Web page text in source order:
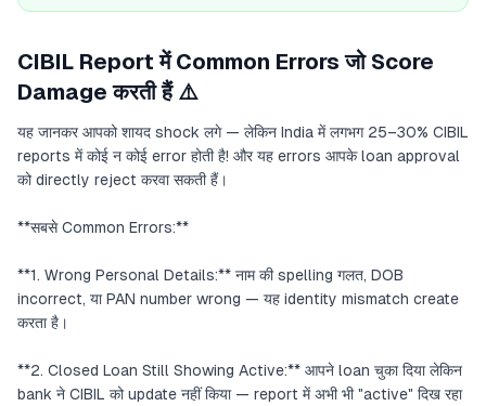
CIBIL Report में Common Errors जो Score
Damage करती हैं ⚠️
यह जानकर आपको शायद shock लगे — लेकिन India में लगभग 25–30% CIBIL
reports में कोई न कोई error होती है! और यह errors आपके loan approval
को directly reject करवा सकती हैं।
**सबसे Common Errors:**
**1. Wrong Personal Details:** नाम की spelling गलत, DOB
incorrect, या PAN number wrong — यह identity mismatch create
करता है।
**2. Closed Loan Still Showing Active:** आपने loan चुका दिया लेकिन
bank ने CIBIL को update नहीं किया — report में अभी भी "active" दिख रहा